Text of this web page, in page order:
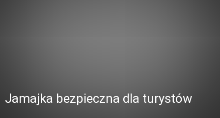
Jamajka bezpieczna dla turystów